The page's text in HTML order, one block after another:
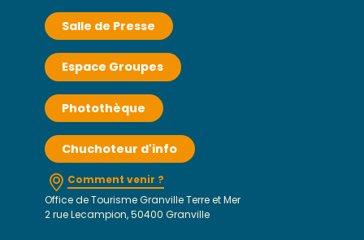
Salle de Presse
Espace Groupes
Photothèque
Chuchoteur d'info
Comment venir ?
Office de Tourisme Granville Terre et Mer
2 rue Lecampion, 50400 Granville